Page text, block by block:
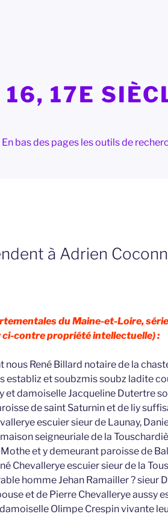
17E
bas des pages les outils de
à Adrien
du Maine-et-Loire,
contre propriété intellectuelle) :
René Billard notaire de la
establiz et soubzmis soubz ladite
et damoiselle Jacqueline Dutertre
de saint Saturnin et de liy
escuier sieur de Launay,
seigneuriale de la
et y demeurant paroisse de
Chevallerye escuier sieur de la
homme Jehan Ramailler ? sieur
et de Pierre Chevallerye aussy
Olimpe Crespin vivante